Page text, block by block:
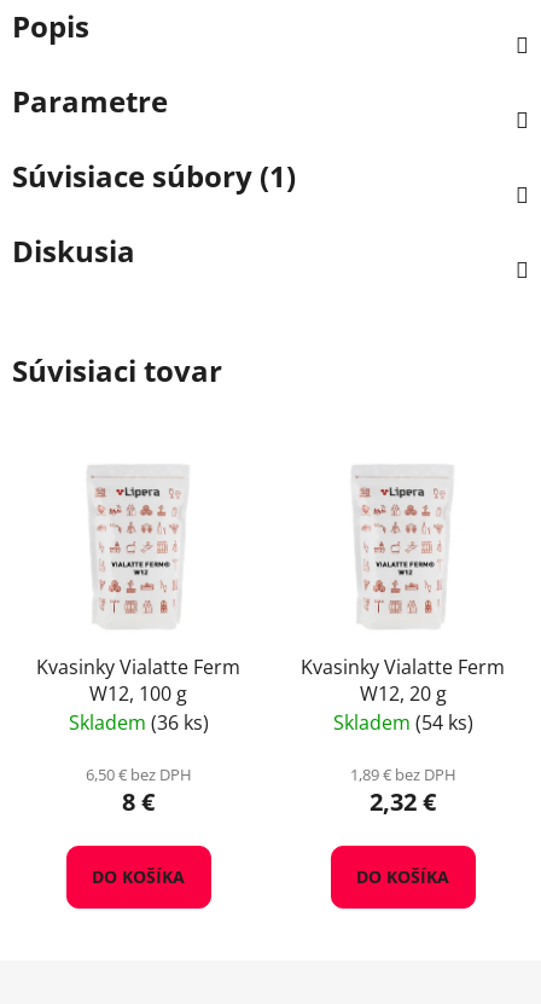
Popis
Parametre
Súvisiace súbory (1)
Diskusia
Súvisiaci tovar
Kvasinky Vialatte Ferm
W12, 100 g
Skladem (36 ks)
6,50 € bez DPH
8 €
DO KOŠÍKA
Kvasinky Vialatte Ferm
W12, 20 g
Skladem (54 ks)
1,89 € bez DPH
2,32 €
DO KOŠÍKA